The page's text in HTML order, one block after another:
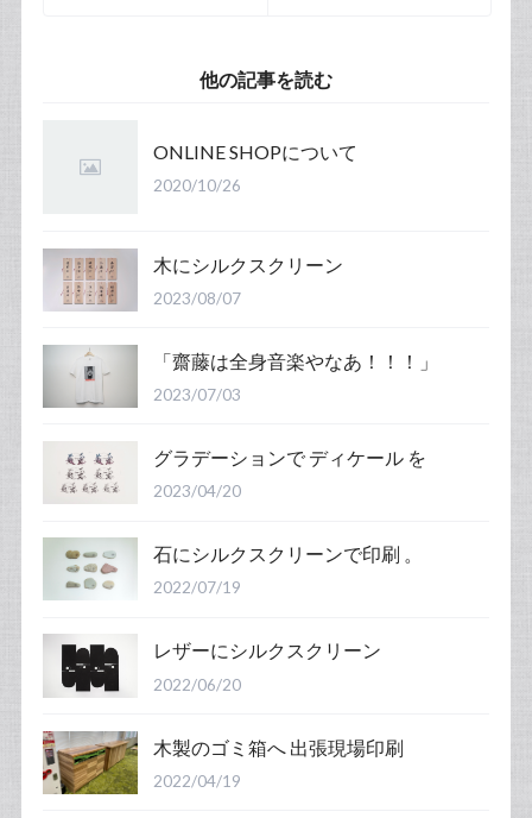
他の記事を読む
ONLINE SHOPについて
2020/10/26
木にシルクスクリーン
2023/08/07
「齋藤は全身音楽やなあ！！！」
2023/07/03
グラデーションで ディケール を
2023/04/20
石にシルクスクリーンで印刷 。
2022/07/19
レザーにシルクスクリーン
2022/06/20
木製のゴミ箱へ 出張現場印刷
2022/04/19